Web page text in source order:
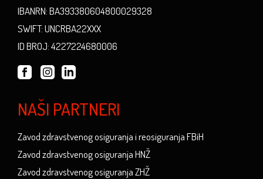
IBANRN: BA393380604800029328
SWIFT: UNCRBA22XXX
ID BROJ: 4227224680006
NAŠI PARTNERI
Zavod zdravstvenog osiguranja i reosiguranja FBiH
Zavod zdravstvenog osiguranja HNŽ
Zavod zdravstvenog osiguranja ZHŽ